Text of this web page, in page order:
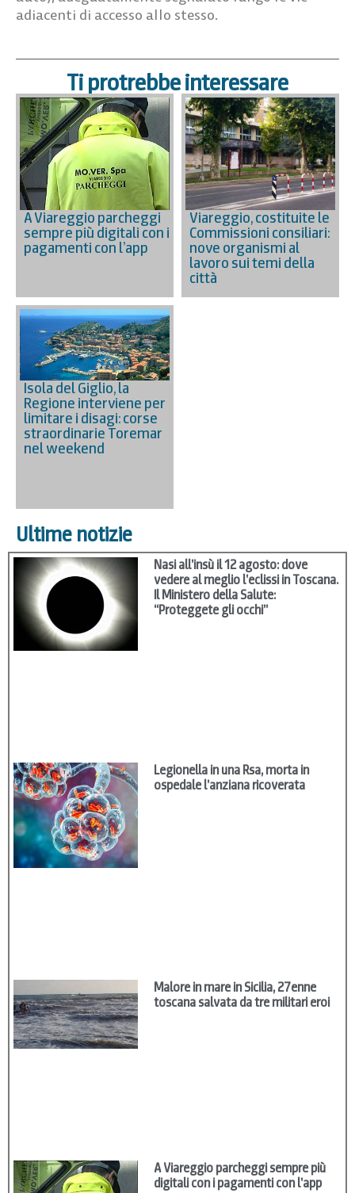
adiacenti di accesso allo stesso.
Ti protrebbe interessare
A Viareggio parcheggi
sempre più digitali con i
pagamenti con l’app
Viareggio, costituite le
Commissioni consiliari:
nove organismi al
lavoro sui temi della
città
Isola del Giglio, la
Regione interviene per
limitare i disagi: corse
straordinarie Toremar
nel weekend
Ultime notizie
Nasi all’insù il 12 agosto: dove
vedere al meglio l’eclissi in Toscana.
Il Ministero della Salute:
“Proteggete gli occhi”
Legionella in una Rsa, morta in
ospedale l’anziana ricoverata
Malore in mare in Sicilia, 27enne
toscana salvata da tre militari eroi
A Viareggio parcheggi sempre più
digitali con i pagamenti con l’app